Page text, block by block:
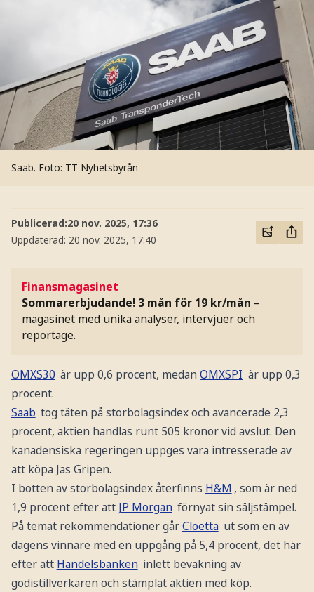
Saab. Foto: TT Nyhetsbyrån
Publicerad:20 nov. 2025, 17:36
Uppdaterad: 20 nov. 2025, 17:40
Finansmagasinet
Sommarerbjudande! 3 mån för 19 kr/mån –
magasinet med unika analyser, intervjuer och
reportage.
OMXS30 är upp 0,6 procent, medanOMXSPI är upp 0,3
procent.
Saab tog täten på storbolagsindex och avancerade 2,3
procent, aktien handlas runt 505 kronor vid avslut. Den
kanadensiska regeringen uppges vara intresserade av
att köpa Jas Gripen.
I botten av storbolagsindex återfinns H&M , som är ned
1,9 procent efter att JP Morgan förnyat sin säljstämpel.
På temat rekommendationer gårCloetta ut som en av
dagens vinnare med en uppgång på 5,4 procent, det här
efter att Handelsbanken inlett bevakning av
godistillverkaren och stämplat aktien med köp.